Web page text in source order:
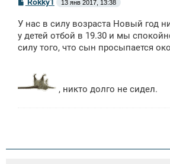
б
щ
е
н
Rokky1 13 янв 2017, 13:38
У нас в силу возраста Новый год
у детей отбой в 19.30 и мы
силу того, что сын просыпается
, никто долго не сидел.